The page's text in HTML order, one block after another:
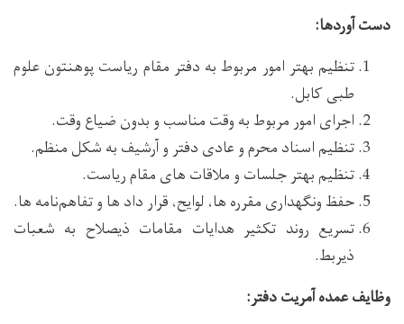
دست آوردها:
تنظیم بهتر امور مربوط به دفتر مقام ریاست پوهنتون علوم
طبی کابل.
اجرای امور مربوط به وقت مناسب و بدون ضیاع وقت.
تنظیم اسناد محرم و عادی دفتر و آرشیف به شکل منظم.
تنظیم بهتر جلسات و ملاقات های مقام ریاست.
حفظ ونگهداری مقرره ها، لوایح، قرار داد ها و تفاهم‌نامه ها.
تسریع روند تکثیر هدایات مقامات ذیصلاح به شعبات
ذیربط.
وظایف عمده آمریت دفتر: